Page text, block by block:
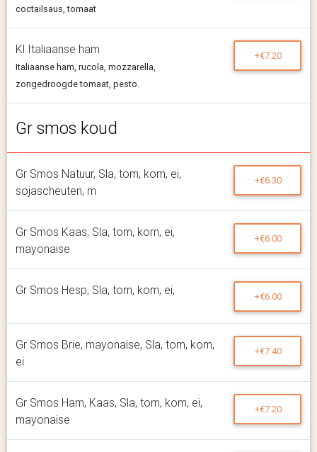
coctailsaus, tomaat
Kl Italiaanse ham
Italiaanse ham, rucola, mozzarella,
zongedroogde tomaat, pesto.
+€7.20
Gr smos koud
Gr Smos Natuur, Sla, tom, kom, ei,
sojascheuten, m
+€6.30
Gr Smos Kaas, Sla, tom, kom, ei,
mayonaise
+€6.00
Gr Smos Hesp, Sla, tom, kom, ei, +€6.00
Gr Smos Brie, mayonaise, Sla, tom, kom,
ei
+€7.40
Gr Smos Ham, Kaas, Sla, tom, kom, ei,
mayonaise
+€7.20